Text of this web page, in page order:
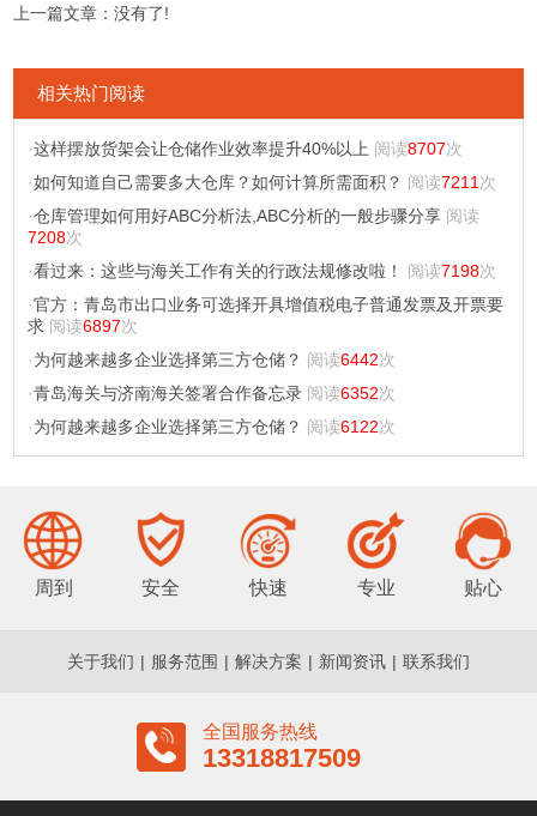
上一篇文章：没有了!
相关热门阅读
·这样摆放货架会让仓储作业效率提升40%以上 阅读8707次
·如何知道自己需要多大仓库？如何计算所需面积？ 阅读7211 次
·仓库管理如何用好ABC分析法,ABC分析的一般步骤分享阅读
7208次
·看过来：这些与海关工作有关的行政法规修改啦！ 阅读7198次
·官方：青岛市出口业务可选择开具增值税电子普通发票及开票要
求阅读6897次
·为何越来越多企业选择第三方仓储？ 阅读6442次
·青岛海关与济南海关签署合作备忘录阅读6352次
·为何越来越多企业选择第三方仓储？ 阅读6122次
周到 安全 快速 专业 贴心
关于我们 | 服务范围 | 解决方案 | 新闻资讯 | 联系我们
全国服务热线
13318817509